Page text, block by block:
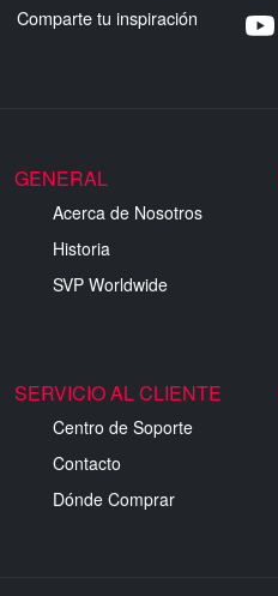
Comparte tu inspiración
GENERAL
Acerca de Nosotros
Historia
SVP Worldwide
SERVICIO AL CLIENTE
Centro de Soporte
Contacto
Dónde Comprar